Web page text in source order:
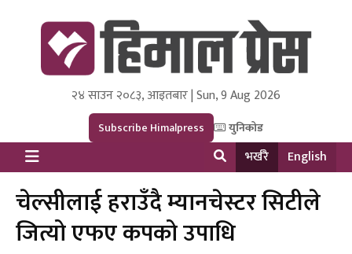
Himal Press
Dot NewsyNepal Media and Research Pvt Ltd.
२४ साउन २०८३, आइतबार | Sun, 9 Aug 2026
Subscribe Himalpress युनिकोड
भर्खरै English
चेल्सीलाई हराउँदै म्यानचेस्टर सिटीले
जित्यो एफए कपको उपाधि